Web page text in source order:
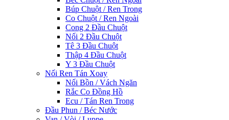
Búp Chuột / Ren Trong
Co Chuột / Ren Ngoài
Cong 2 Đầu Chuột
Nối 2 Đầu Chuột
Tê 3 Đầu Chuột
Thập 4 Đầu Chuột
Y 3 Đầu Chuột
Nối Ren Tán Xoay
Nối Bồn / Vách Ngăn
Rắc Co Đồng Hồ
Ecu / Tán Ren Trong
Đầu Phun / Béc Nước